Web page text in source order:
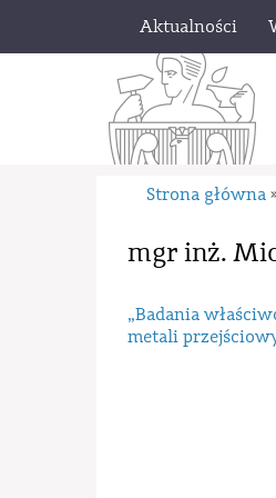
Aktualności
Strona główna
mgr inż.
„Badania
metali